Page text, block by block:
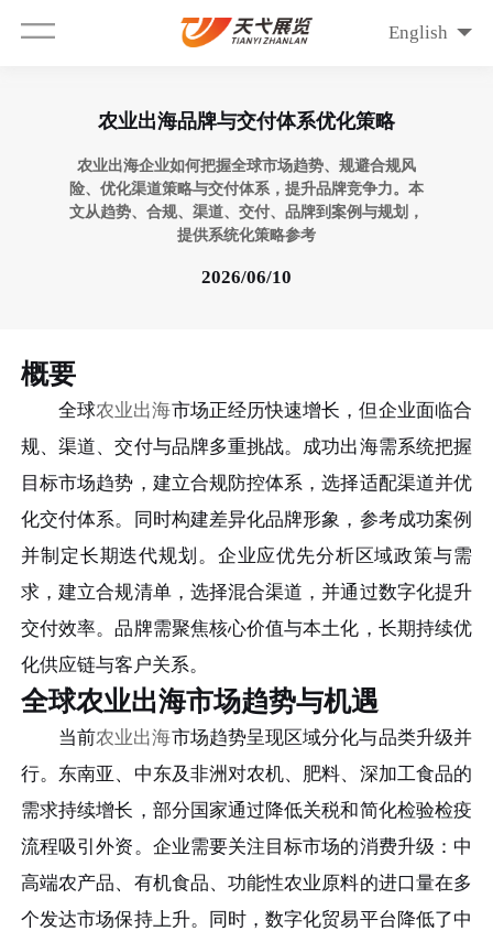
English
农业出海品牌与交付体系优化策略
农业出海企业如何把握全球市场趋势、规避合规风
险、优化渠道策略与交付体系，提升品牌竞争力。本
文从趋势、合规、渠道、交付、品牌到案例与规划，
提供系统化策略参考
2026/06/10
概要
全球农业出海市场正经历快速增长，但企业面临合
规、渠道、交付与品牌多重挑战。成功出海需系统把握
目标市场趋势，建立合规防控体系，选择适配渠道并优
化交付体系。同时构建差异化品牌形象，参考成功案例
并制定长期迭代规划。企业应优先分析区域政策与需
求，建立合规清单，选择混合渠道，并通过数字化提升
交付效率。品牌需聚焦核心价值与本土化，长期持续优
化供应链与客户关系。
全球农业出海市场趋势与机遇
当前农业出海市场趋势呈现区域分化与品类升级并
行。东南亚、中东及非洲对农机、肥料、深加工食品的
需求持续增长，部分国家通过降低关税和简化检验检疫
流程吸引外资。企业需要关注目标市场的消费升级：中
高端农产品、有机食品、功能性农业原料的进口量在多
个发达市场保持上升。同时，数字化贸易平台降低了中